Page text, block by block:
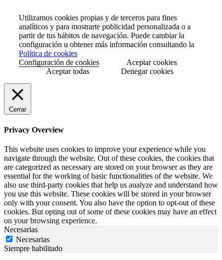
Utilizamos cookies propias y de terceros para fines
analíticos y para mostrarte publicidad personalizada o a
partir de tus hábitos de navegación. Puede cambiar la
configuración u obtener más información consultando la
Política de cookies
Configuración de cookies
Aceptar cookies
Aceptar todas
Denegar cookies
Cerrar
Privacy Overview
This website uses cookies to improve your experience while you
navigate through the website. Out of these cookies, the cookies that
are categorized as necessary are stored on your browser as they are
essential for the working of basic functionalities of the website. We
also use third-party cookies that help us analyze and understand how
you use this website. These cookies will be stored in your browser
only with your consent. You also have the option to opt-out of these
cookies. But opting out of some of these cookies may have an effect
on your browsing experience.
Necesarias
Necesarias
Siempre habilitado